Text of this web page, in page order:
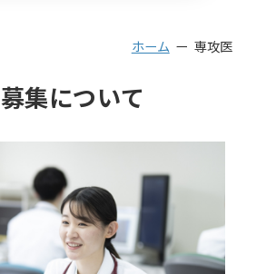
ホーム 専攻医
募集について